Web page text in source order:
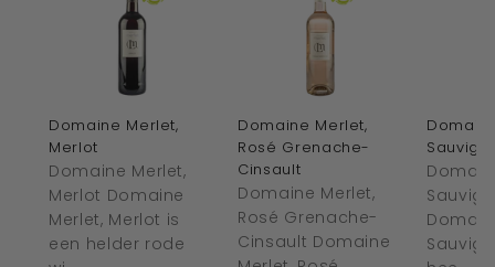
Domaine Merlet,
Merlot
Domaine Merlet,
Merlot Domaine
Merlet, Merlot is
een helder rode
Domaine Merlet,
Rosé Grenache-
Cinsault
Domaine Merlet,
Rosé Grenache-
Cinsault Domaine